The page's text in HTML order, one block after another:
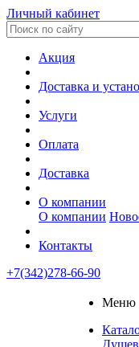
Личный кабинет
Акция
Доставка и
Услуги
Оплата
Доставка
О компании
О компании
Контакты
+7(342)278-66-90
Меню